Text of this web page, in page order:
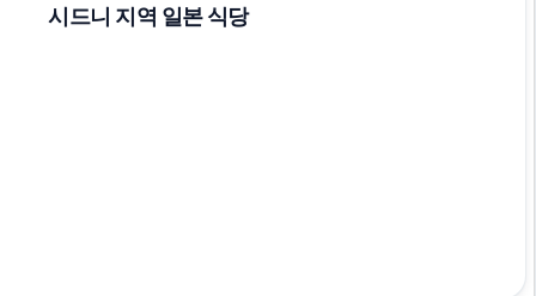
시드니 지역 일본 식당